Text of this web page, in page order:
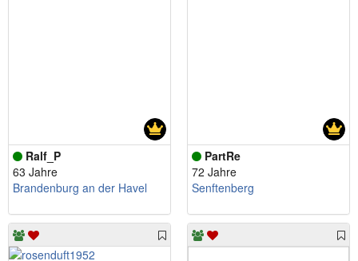
Ralf_P
63 Jahre
Brandenburg an der Havel
PartRe
72 Jahre
Senftenberg